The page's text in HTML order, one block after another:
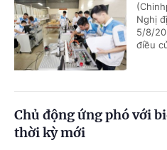
Nghị
5/8/
điều
Chủ động ứng phó với
thời kỳ mới